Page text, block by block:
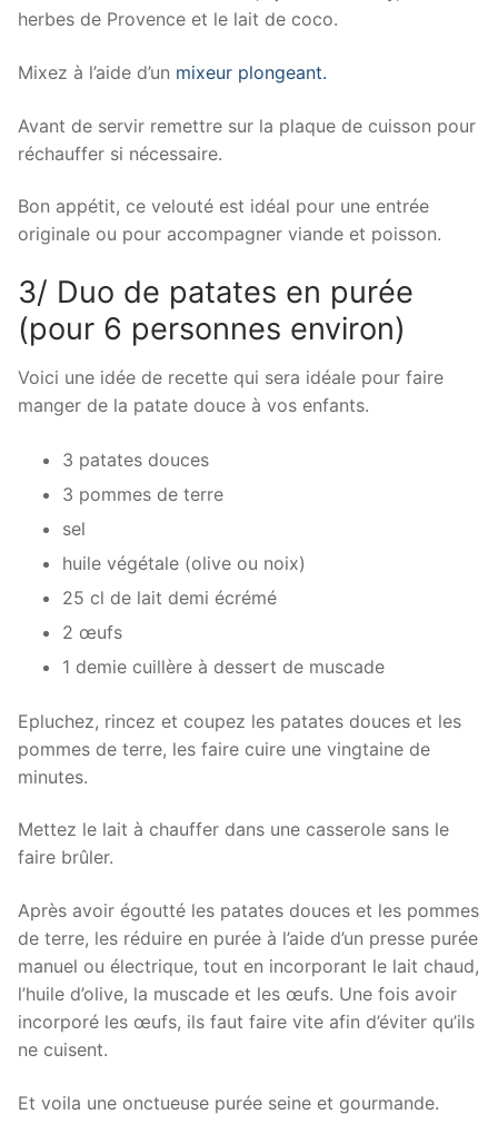
herbes de Provence et le lait de coco.
Mixez à l’aide d’un mixeur plongeant.
Avant de servir remettre sur la plaque de cuisson pour
réchauffer si nécessaire.
Bon appétit, ce velouté est idéal pour une entrée
originale ou pour accompagner viande et poisson.
3/ Duo de patates en purée
(pour 6 personnes environ)
Voici une idée de recette qui sera idéale pour faire
manger de la patate douce à vos enfants.
3 patates douces
3 pommes de terre
sel
huile végétale (olive ou noix)
25 cl de lait demi écrémé
2 œufs
1 demie cuillère à dessert de muscade
Epluchez, rincez et coupez les patates douces et les
pommes de terre, les faire cuire une vingtaine de
minutes.
Mettez le lait à chauffer dans une casserole sans le
faire brûler.
Après avoir égoutté les patates douces et les pommes
de terre, les réduire en purée à l’aide d’un presse purée
manuel ou électrique, tout en incorporant le lait chaud,
l’huile d’olive, la muscade et les œufs. Une fois avoir
incorporé les œufs, ils faut faire vite afin d’éviter qu’ils
ne cuisent.
Et voila une onctueuse purée seine et gourmande.